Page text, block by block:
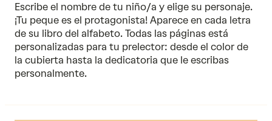
Escribe el nombre de tu niño/a y elige su personaje.
¡Tu peque es el protagonista! Aparece en cada letra
de su libro del alfabeto. Todas las páginas está
personalizadas para tu prelector: desde el color de
la cubierta hasta la dedicatoria que le escribas
personalmente.